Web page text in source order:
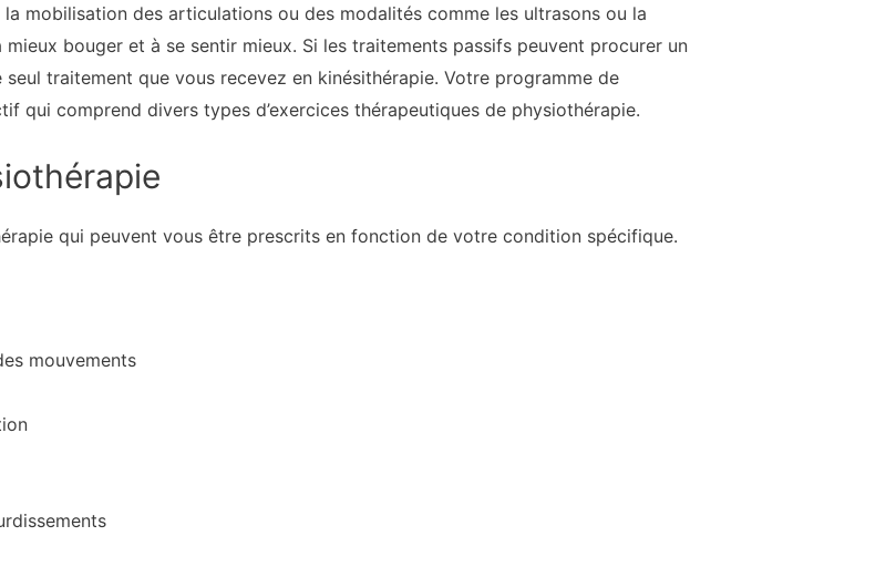
la mobilisation des articulations ou des modalités comme les ultrasons ou la
bouger et à se sentir mieux. Si les traitements passifs peuvent procurer un
traitement que vous recevez en kinésithérapie. Votre programme de
qui comprend divers types d’exercices thérapeutiques de physiothérapie.
qui peuvent vous être prescrits en fonction de votre condition spécifique.
mouvements